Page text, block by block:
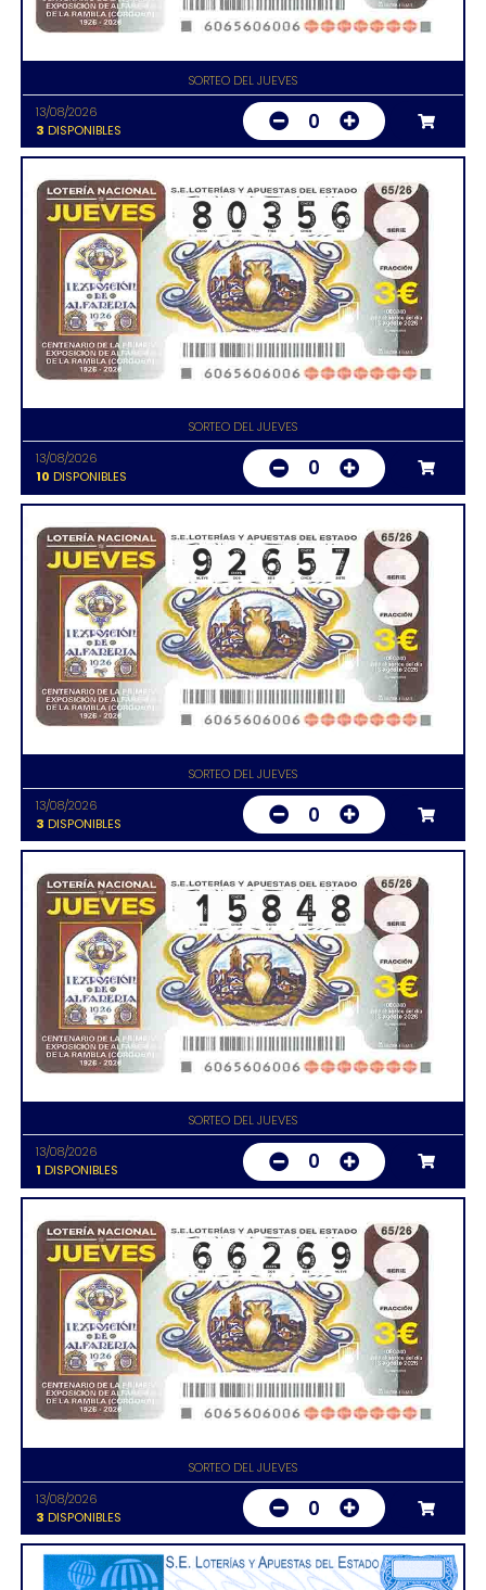
SORTEO DEL JUEVES
13/08/2026
3 DISPONIBLES 0
SORTEO DEL JUEVES
13/08/2026
10 DISPONIBLES 0
SORTEO DEL JUEVES
13/08/2026
3 DISPONIBLES 0
SORTEO DEL JUEVES
13/08/2026
1 DISPONIBLES 0
SORTEO DEL JUEVES
13/08/2026
3 DISPONIBLES 0